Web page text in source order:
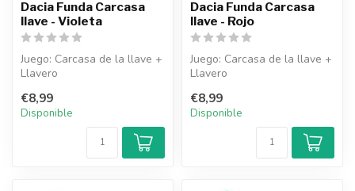
Dacia Funda Carcasa
llave - Violeta
Juego: Carcasa de la llave +
Llavero
€8,99
Disponible
Dacia Funda Carcasa
llave - Rojo
Juego: Carcasa de la llave +
Llavero
€8,99
Disponible